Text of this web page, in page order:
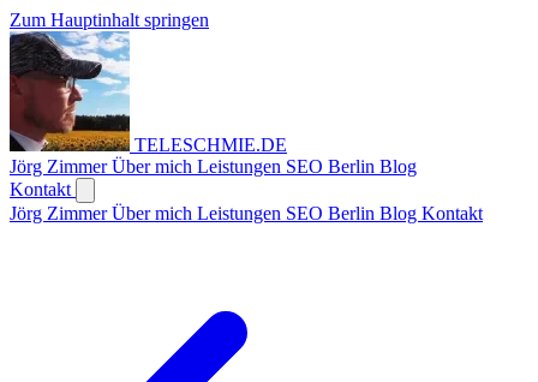
Zum Hauptinhalt springen
TELESCHMIE.DE
Jörg ZimmerÜber mich Leistungen SEO Berlin Blog
Kontakt
Jörg ZimmerÜber mich Leistungen SEO Berlin Blog Kontakt